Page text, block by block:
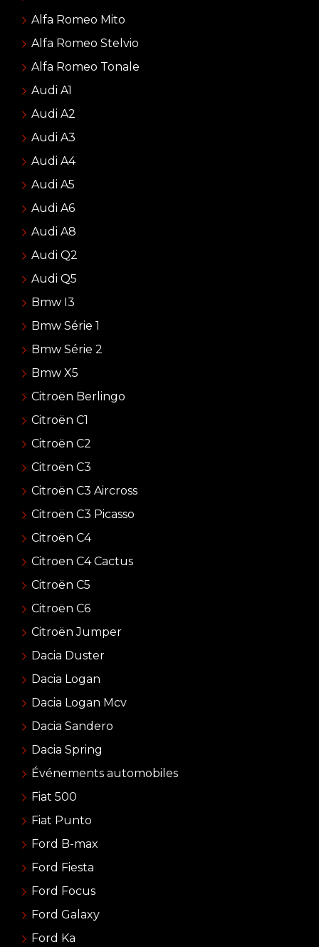
Alfa Romeo Mito
Alfa Romeo Stelvio
Alfa Romeo Tonale
Audi A1
Audi A2
Audi A3
Audi A4
Audi A5
Audi A6
Audi A8
Audi Q2
Audi Q5
Bmw I3
Bmw Série 1
Bmw Série 2
Bmw X5
Citroën Berlingo
Citroën C1
Citroën C2
Citroën C3
Citroën C3 Aircross
Citroën C3 Picasso
Citroën C4
Citroen C4 Cactus
Citroën C5
Citroën C6
Citroën Jumper
Dacia Duster
Dacia Logan
Dacia Logan Mcv
Dacia Sandero
Dacia Spring
Événements automobiles
Fiat 500
Fiat Punto
Ford B-max
Ford Fiesta
Ford Focus
Ford Galaxy
Ford Ka